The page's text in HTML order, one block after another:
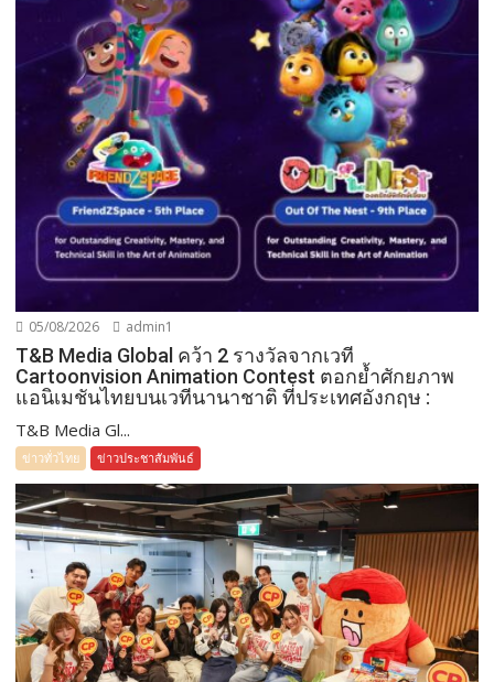
05/08/2026 admin1
T&B Media Global คว้า 2 รางวัลจากเวที
Cartoonvision Animation Contest ตอกย้ำศักยภาพ
แอนิเมชันไทยบนเวทีนานาชาติ ที่ประเทศอังกฤษ :
T&B Media Gl...
ข่าวทั่วไทย ข่าวประชาสัมพันธ์